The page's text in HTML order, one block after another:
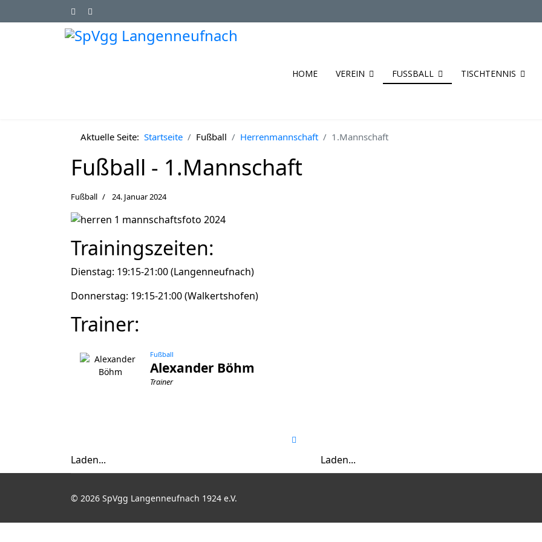
HOME VEREIN FUSSBALL TISCHTENNIS
Aktuelle Seite: Startseite Fußball Herrenmannschaft 1.Mannschaft
Fußball - 1.Mannschaft
Fußball 24. Januar 2024
Trainingszeiten:
Dienstag: 19:15-21:00 (Langenneufnach)
Donnerstag: 19:15-21:00 (Walkertshofen)
Trainer:
Fußball
Alexander Böhm
Trainer
Laden... Laden...
© 2026 SpVgg Langenneufnach 1924 e.V.